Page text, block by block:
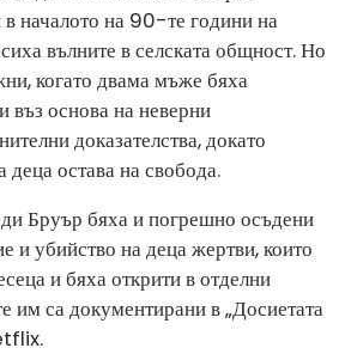
началото на 90-те години на
вълните в селската общност. Но
когато двама мъже бяха
въз основа на неверни
доказателства, докато
деца остава на свобода.
Бруър бяха и погрешно осъдени
и убийство на деца жертви, които
и бяха открити в отделни
им са документирани в „Досиетата